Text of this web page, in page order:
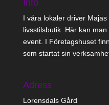
Info
I våra lokaler driver
livsstilsbutik. Här kan
event. I Företagshuset
som startat sin
Adress
Lorensdals Gård